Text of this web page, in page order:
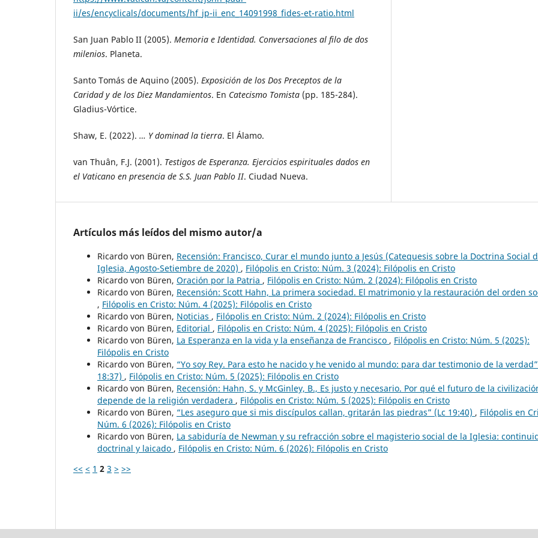
ii/es/encyclicals/documents/hf_jp-ii_enc_14091998_fides-et-ratio.html
San Juan Pablo II (2005). Memoria e Identidad. Conversaciones al filo de dos
milenios. Planeta.
Santo Tomás de Aquino (2005). Exposición de los Dos Preceptos de la
Caridad y de los Diez Mandamientos. En Catecismo Tomista (pp. 185-284).
Gladius-Vórtice.
Shaw, E. (2022). … Y dominad la tierra. El Álamo.
van Thuân, F.J. (2001). Testigos de Esperanza. Ejercicios espirituales dados en
el Vaticano en presencia de S.S. Juan Pablo II. Ciudad Nueva.
Artículos más leídos del mismo autor/a
Ricardo von Büren, Recensión: Francisco, Curar el mundo junto a Jesús (Catequesis sobre la Doctrina Social
Iglesia, Agosto-Setiembre de 2020) , Filópolis en Cristo: Núm. 3 (2024): Filópolis en Cristo
Ricardo von Büren, Oración por la Patria , Filópolis en Cristo: Núm. 2 (2024): Filópolis en Cristo
Ricardo von Büren, Recensión: Scott Hahn, La primera sociedad. El matrimonio y la restauración del orden
, Filópolis en Cristo: Núm. 4 (2025): Filópolis en Cristo
Ricardo von Büren, Noticias , Filópolis en Cristo: Núm. 2 (2024): Filópolis en Cristo
Ricardo von Büren, Editorial , Filópolis en Cristo: Núm. 4 (2025): Filópolis en Cristo
Ricardo von Büren, La Esperanza en la vida y la enseñanza de Francisco , Filópolis en Cristo: Núm. 5 (2025):
Filópolis en Cristo
Ricardo von Büren, “Yo soy Rey. Para esto he nacido y he venido al mundo: para dar testimonio de la
18:37) , Filópolis en Cristo: Núm. 5 (2025): Filópolis en Cristo
Ricardo von Büren, Recensión: Hahn, S. y McGinley, B., Es justo y necesario. Por qué el futuro de la
depende de la religión verdadera , Filópolis en Cristo: Núm. 5 (2025): Filópolis en Cristo
Ricardo von Büren, “Les aseguro que si mis discípulos callan, gritarán las piedras” (Lc 19:40) , Filópolis en
Núm. 6 (2026): Filópolis en Cristo
Ricardo von Büren, La sabiduría de Newman y su refracción sobre el magisterio social de la Iglesia:
doctrinal y laicado , Filópolis en Cristo: Núm. 6 (2026): Filópolis en Cristo
<< < 1 2 3 > >>